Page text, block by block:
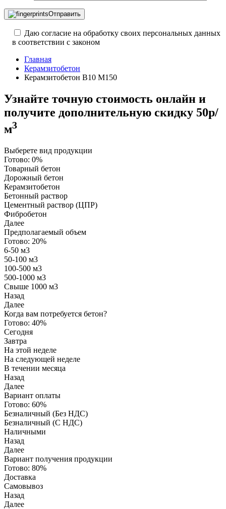
Отправить
Даю согласие на обработку своих персональных данных
в соответствии с законом
Главная
Керамзитобетон
Керамзитобетон В10 М150
Узнайте точную стоимость онлайн и
получите дополнительную скидку 50р/
м3
Выберете вид продукции
Готово: 0%
Товарный бетон
Дорожный бетон
Керамзитобетон
Бетонный раствор
Цементный раствор (ЦПР)
Фибробетон
Далее
Предполагаемый объем
Готово: 20%
6-50 м3
50-100 м3
100-500 м3
500-1000 м3
Свыше 1000 м3
Назад
Далее
Когда вам потребуется бетон?
Готово: 40%
Сегодня
Завтра
На этой неделе
На следующей неделе
В течении месяца
Назад
Далее
Вариант оплаты
Готово: 60%
Безналичный (Без НДС)
Безналичный (С НДС)
Наличными
Назад
Далее
Вариант получения продукции
Готово: 80%
Доставка
Самовывоз
Назад
Далее